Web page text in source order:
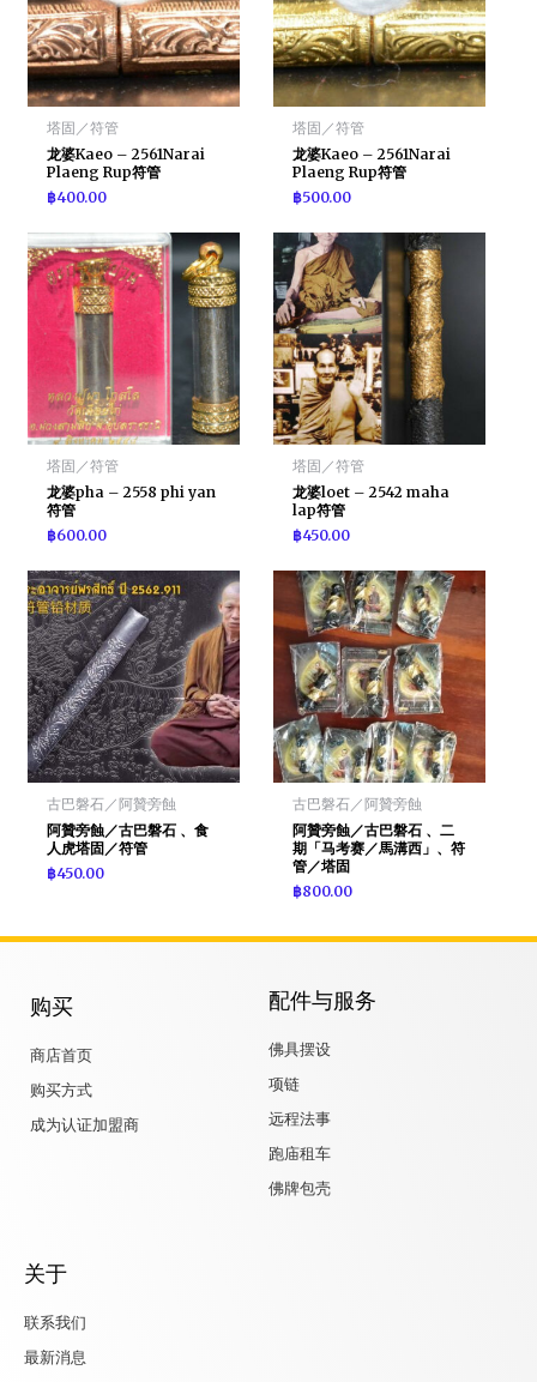
塔固／符管
龙婆Kaeo – 2561Narai
Plaeng Rup符管
฿400.00
塔固／符管
龙婆Kaeo – 2561Narai
Plaeng Rup符管
฿500.00
塔固／符管
龙婆pha – 2558 phi yan
符管
฿600.00
塔固／符管
龙婆loet – 2542 maha
lap符管
฿450.00
古巴磐石／阿贊旁蝕
阿贊旁蝕／古巴磐石 、食
人虎塔固／符管
฿450.00
古巴磐石／阿贊旁蝕
阿贊旁蝕／古巴磐石 、二
期「马考赛／馬溝西」、符
管／塔固
฿800.00
购买
商店首页
购买方式
成为认证加盟商
配件与服务
佛具摆设
项链
远程法事
跑庙租车
佛牌包壳
关于
联系我们
最新消息